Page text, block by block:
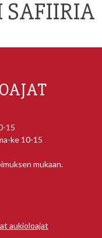
SAFIIRIA
15
ke 10-15
mukaan.
aukioloajat